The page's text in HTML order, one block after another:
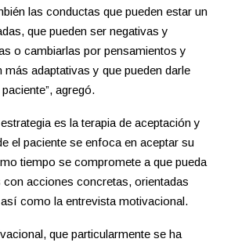
las conductas que pueden estar un
que pueden ser negativas y
o cambiarlas por pensamientos y
adaptativas y que pueden darle
agregó.
es la terapia de aceptación y
el paciente se enfoca en aceptar su
tiempo se compromete a que pueda
acciones concretas, orientadas
como la entrevista motivacional.
que particularmente se ha